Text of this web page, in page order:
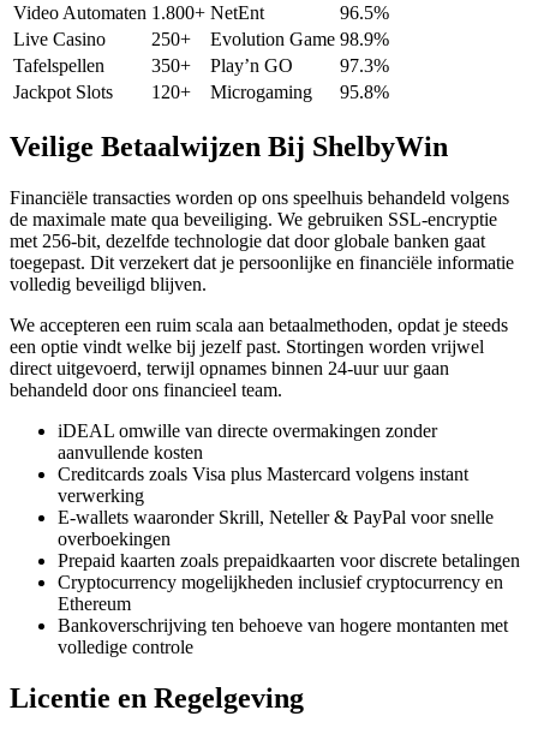
Video Automaten 1.800+ NetEnt
96.5%
Live Casino
250+ Evolution Game 98.9%
Tafelspellen
350+ Play’n GO
97.3%
Jackpot Slots
120+ Microgaming 95.8%
Veilige Betaalwijzen Bij ShelbyWin
Financiële transacties worden op ons speelhuis behandeld volgens
de maximale mate qua beveiliging. We gebruiken SSL-encryptie
met 256-bit, dezelfde technologie dat door globale banken gaat
toegepast. Dit verzekert dat je persoonlijke en financiële informatie
volledig beveiligd blijven.
We accepteren een ruim scala aan betaalmethoden, opdat je steeds
een optie vindt welke bij jezelf past. Stortingen worden vrijwel
direct uitgevoerd, terwijl opnames binnen 24-uur uur gaan
behandeld door ons financieel team.
iDEAL omwille van directe overmakingen zonder
aanvullende kosten
Creditcards zoals Visa plus Mastercard volgens instant
verwerking
E-wallets waaronder Skrill, Neteller & PayPal voor snelle
overboekingen
Prepaid kaarten zoals prepaidkaarten voor discrete betalingen
Cryptocurrency mogelijkheden inclusief cryptocurrency en
Ethereum
Bankoverschrijving ten behoeve van hogere montanten met
volledige controle
Licentie en Regelgeving